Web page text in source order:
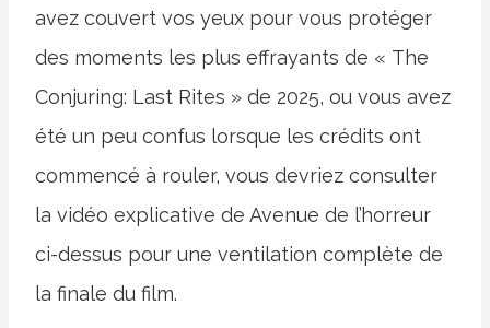
avez couvert vos yeux pour vous protéger
des moments les plus effrayants de « The
Conjuring: Last Rites » de 2025, ou vous avez
été un peu confus lorsque les crédits ont
commencé à rouler, vous devriez consulter
la vidéo explicative de Avenue de l’horreur
ci-dessus pour une ventilation complète de
la finale du film.